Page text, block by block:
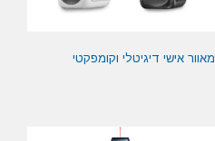
מאוור אישי דיגיטלי וקומפקטי